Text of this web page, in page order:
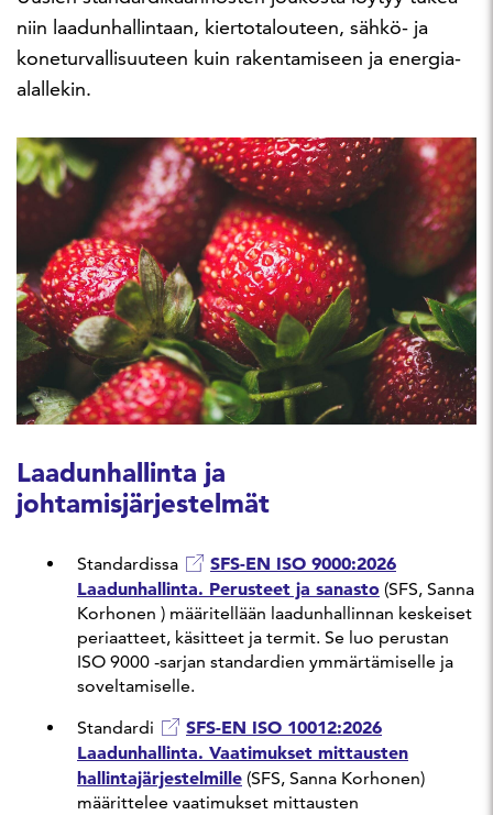
niin laadunhallintaan, kiertotalouteen, sähkö- ja
koneturvallisuuteen kuin rakentamiseen ja energia-
alallekin.
Laadunhallinta ja
johtamisjärjestelmät
Standardissa
SFS-EN ISO 9000:2026
Laadunhallinta. Perusteet ja sanasto (SFS, Sanna
Korhonen ) määritellään laadunhallinnan keskeiset
periaatteet, käsitteet ja termit. Se luo perustan
ISO 9000 -sarjan standardien ymmärtämiselle ja
soveltamiselle.
Standardi
SFS-EN ISO 10012:2026
Laadunhallinta. Vaatimukset mittausten
hallintajärjestelmille (SFS, Sanna Korhonen)
määrittelee vaatimukset mittausten